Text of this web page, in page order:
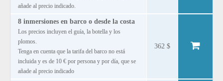
añade al precio indicado.
8 inmersiones en barco o desde la costa
Los precios incluyen el guía, la botella y los
plomos.
Tenga en cuenta que la tarifa del barco no está
incluida y es de 10 € por persona y por día, que se
añade al precio indicado
362 $